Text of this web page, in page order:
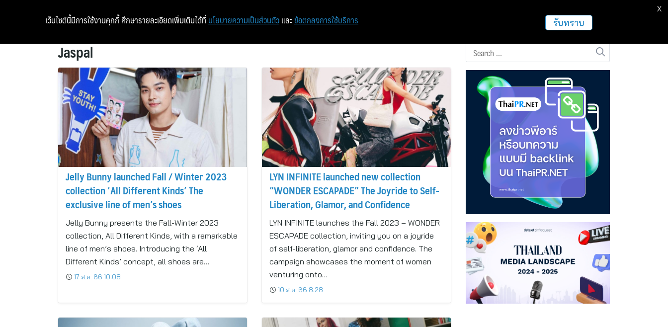
หน้าแรก ท่องเที่ยว ฝากข่าวประชาสัมพันธ์
Jaspal
Jelly Bunny launched Fall / Winter 2023
collection ‘All Different Kinds’ The
exclusive line of men’s shoes
Jelly Bunny presents the Fall-Winter 2023
collection, All Different Kinds, with a remarkable
line of men’s shoes. Introducing the ‘All
Different Kinds’ concept, all shoes are…
17 ส.ค. 66 10:08
LYN INFINITE launched new collection
“WONDER ESCAPADE” The Joyride to Self-
Liberation, Glamor, and Confidence
LYN INFINITE launches the Fall 2023 – WONDER
ESCAPADE collection, inviting you on a joyride
of self-liberation, glamor and confidence. The
campaign showcases the moment of women
venturing onto…
10 ส.ค. 66 8:28
เว็บไซต์นี้มีการใช้งานคุกกี้ ศึกษารายละเอียดเพิ่มเติมได้ที่ นโยบายความเป็นส่วนตัว และ ข้อตกลงการใช้บริการ รับทราบ
X